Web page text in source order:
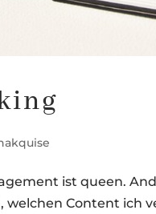
ist queen.
welchen Content ich